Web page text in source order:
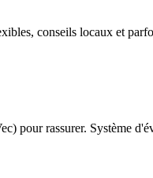
conseils locaux et
pour rassurer. Système